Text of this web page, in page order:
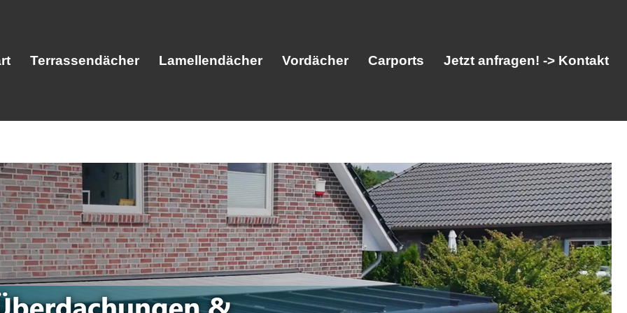
Terrassendächer Lamellendächer Vordächer Carports Jetzt anfragen! -> Kontakt